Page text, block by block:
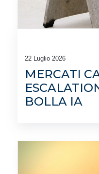
22 Luglio 2026
MERCATI
BOLLA IA